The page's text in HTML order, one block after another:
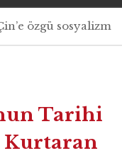
özgü sosyalizm
Tarihi
Kurtaran